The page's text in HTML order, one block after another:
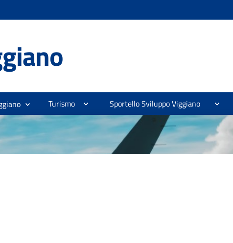
Turismo Sportello Sviluppo Viggiano